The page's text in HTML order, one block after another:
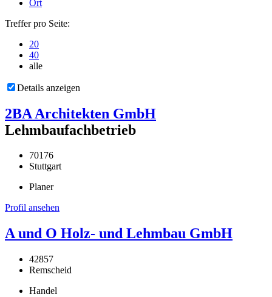
Ort
Treffer pro Seite:
20
40
alle
Details anzeigen
2BA Architekten GmbH
Lehmbaufachbetrieb
70176
Stuttgart
Planer
Profil ansehen
A und O Holz- und Lehmbau GmbH
42857
Remscheid
Handel